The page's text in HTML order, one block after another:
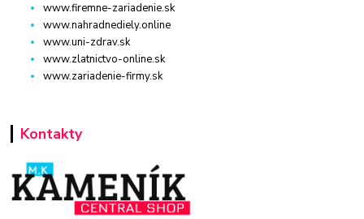
www.firemne-zariadenie.sk
www.nahradnediely.online
www.uni-zdrav.sk
www.zlatnictvo-online.sk
www.zariadenie-firmy.sk
Kontakty